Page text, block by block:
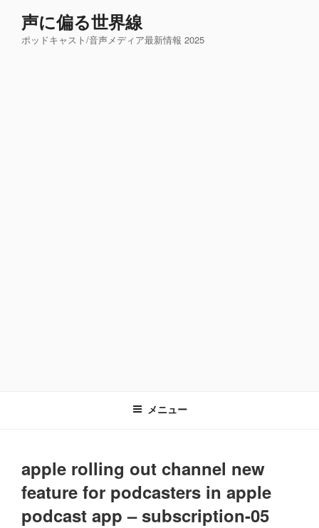
声に偏る世界線
ポッドキャスト/音声メディア最新情報 2025
メニュー
apple rolling out channel new
feature for podcasters in apple
podcast app – subscription-05